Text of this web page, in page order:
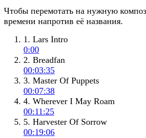
Чтобы перемотать на нужную
времени напротив её названия.
1. Lars Intro
0:00
2. Breadfan
00:03:35
3. Master Of Puppets
00:07:38
4. Wherever I May Roam
00:11:25
5. Harvester Of Sorrow
00:19:06